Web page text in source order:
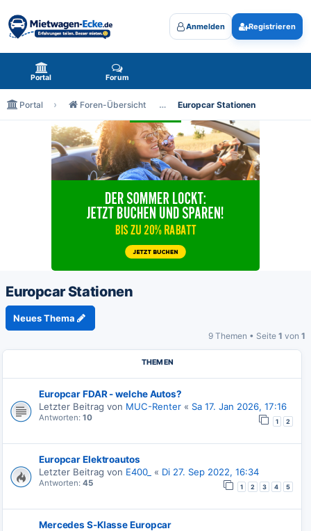
Mietwagen-Ecke.de - das Forum rund um Mietwagen Anmelden Registrieren
Portal Forum
Portal Foren-Übersicht Europcar Stationen
Europcar Stationen
Neues Thema
9 Themen • Seite 1 von 1
THEMEN
Europcar FDAR - welche Autos?
Letzter Beitrag von MUC-Renter « Sa 17. Jan 2026, 17:16
Antworten: 10 1 2
Europcar Elektroautos
Letzter Beitrag von E400_ « Di 27. Sep 2022, 16:34
Antworten: 45 1 2 3 4 5
Mercedes S-Klasse Europcar